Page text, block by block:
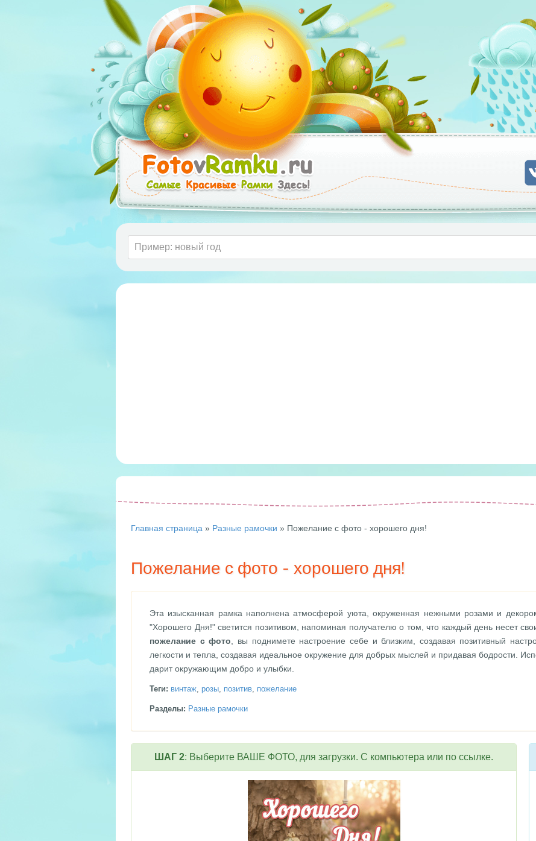
Главная страница » Разные рамочки » Пожелание с фото - хорошего дня!
Пожелание с фото - хорошего дня!
Эта изысканная рамка наполнена атмосферой уюта, окруженная нежными розами и
"Хорошего Дня!" светится позитивом, напоминая получателю о том, что каждый день несет
пожелание с фото , вы поднимете настроение себе и близким, создавая позитивный
легкости и тепла, создавая идеальное окружение для добрых мыслей и придавая бодрости.
дарит окружающим добро и улыбки.
Теги: винтаж, розы, позитив, пожелание
Разделы: Разные рамочки
ШАГ 2: Выберите ВАШЕ ФОТО, для загрузки. С компьютера или по ссылке.